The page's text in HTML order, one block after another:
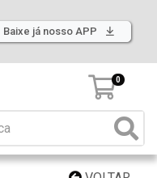
Baixe já nosso APP
0